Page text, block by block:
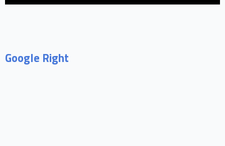
Google Right